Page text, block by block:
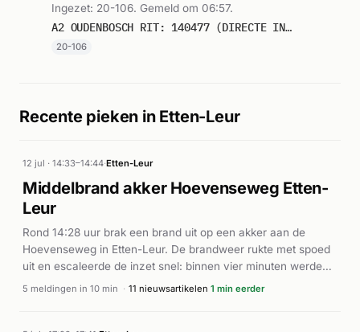
Ingezet: 20-106. Gemeld om 06:57.
A2 OUDENBOSCH RIT: 140477 (DIRECTE INZET: JA)
20-106
Recente pieken in Etten-Leur
12 jul · 14:33–14:44·Etten-Leur
Middelbrand akker Hoevenseweg Etten-
Leur
Rond 14:28 uur brak een brand uit op een akker aan de
Hoevenseweg in Etten-Leur. De brandweer rukte met spoed
uit en escaleerde de inzet snel: binnen vier minuten werden
meerdere eenheden gealarmeerd vanwege het hoge
5 meldingen in 10 min · 11 nieuwsartikelen 1 min eerder